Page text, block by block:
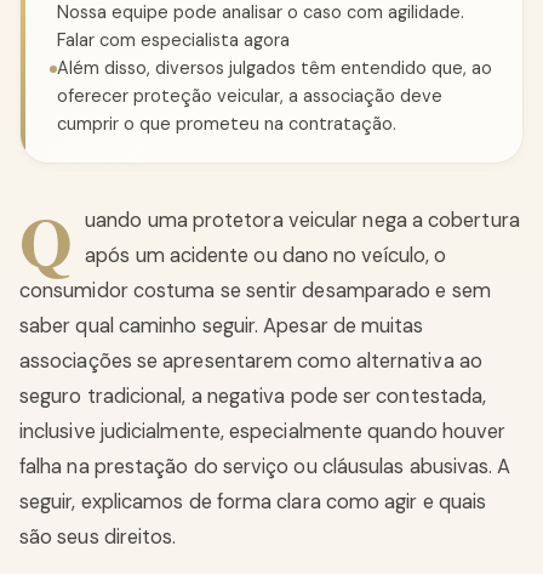
Nossa equipe pode analisar o caso com agilidade.
Falar com especialista agora
Além disso, diversos julgados têm entendido que, ao
oferecer proteção veicular, a associação deve
cumprir o que prometeu na contratação.
Q uando uma protetora veicular nega a cobertura
após um acidente ou dano no veículo, o
consumidor costuma se sentir desamparado e sem
saber qual caminho seguir. Apesar de muitas
associações se apresentarem como alternativa ao
seguro tradicional, a negativa pode ser contestada,
inclusive judicialmente, especialmente quando houver
falha na prestação do serviço ou cláusulas abusivas. A
seguir, explicamos de forma clara como agir e quais
são seus direitos.